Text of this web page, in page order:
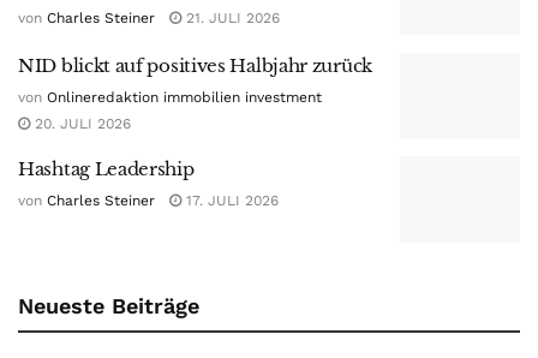
von Charles Steiner 21. JULI 2026
NID blickt auf positives Halbjahr zurück
von Onlineredaktion immobilien investment
20. JULI 2026
Hashtag Leadership
von Charles Steiner 17. JULI 2026
Neueste Beiträge